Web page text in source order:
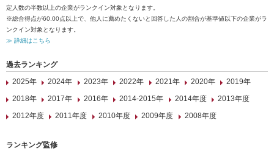
定人数の半数以上の企業がランクイン対象となります。
※総合得点が60.00点以上で、他人に薦めたくないと回答した人の割合が基準値以下の企業がラ
ンクイン対象となります。
≫ 詳細はこちら
過去ランキング
2025年
2024年 2023年 2022年 2021年 2020年
2019年
2018年
2017年 2016年 2014-2015年 2014年度
2013年度
2012年度
2011年度 2010年度 2009年度 2008年度
ランキング監修